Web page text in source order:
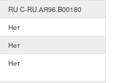
RU C-RU.АЯ96.B00180
Нет
Нет
Нет